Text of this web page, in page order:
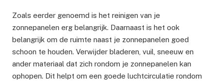
Zoals eerder genoemd is het reinigen van je
zonnepanelen erg belangrijk. Daarnaast is het ook
belangrijk om de ruimte naast je zonnepanelen goed
schoon te houden. Verwijder bladeren, vuil, sneeuw en
ander materiaal dat zich rondom je zonnepanelen kan
ophopen. Dit helpt om een goede luchtcirculatie rondom